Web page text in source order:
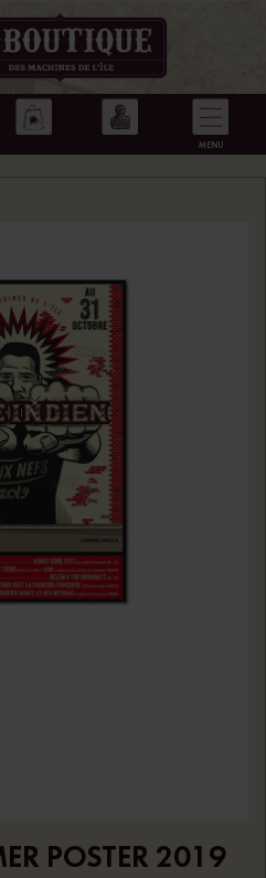
POSTER 2019